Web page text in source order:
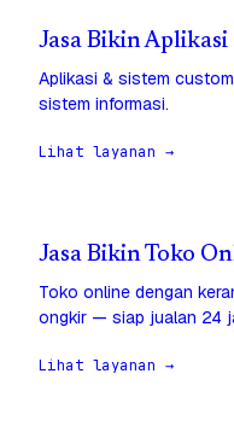
Jasa Bikin
Aplikasi & sistem
sistem informasi.
Lihat layanan →
Jasa Bikin Toko
Toko online dengan
ongkir — siap jualan 24
Lihat layanan →